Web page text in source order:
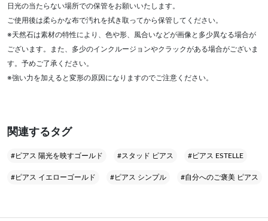
日光の当たらない場所での保管をお願いいたします。
ご使用後は柔らかな布で汚れを拭き取ってから保管してください。
※天然石は素材の特性により、色や形、風合いなどが画像と多少異なる場合が
ございます。また、多少のインクルージョンやクラックがある場合がございま
す。予めご了承ください。
※強い力を加えると変形の原因になりますのでご注意ください。
関連するタグ
#ピアス 陽光を映すゴールド #スタッド ピアス #ピアス ESTELLE
#ピアス イエローゴールド #ピアス シンプル #自分へのご褒美 ピアス